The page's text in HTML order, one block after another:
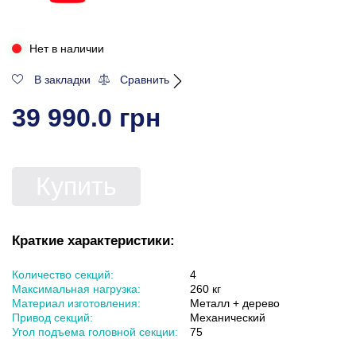
Нет в наличии
В закладки Сравнить
39 990.0 грн
Краткие характеристики:
Количество секций:
4
Максимальная нагрузка:
260 кг
Материал изготовления:
Металл + дерево
Привод секций:
Механический
Угол подъема головной секции:
75